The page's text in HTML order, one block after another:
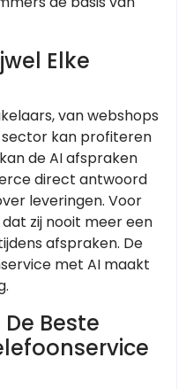
Elke
van webshops
kan profiteren
de AI afspraken
direct antwoord
leveringen. Voor
zij nooit meer een
afspraken. De
met AI maakt
Beste